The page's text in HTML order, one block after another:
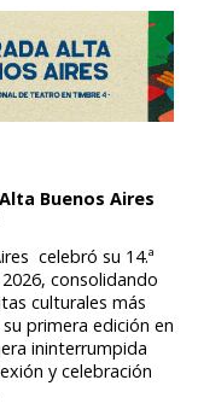
Buenos Aires
celebró su 14.ª
consolidando
culturales más
primera edición en
ininterrumpida
y celebración